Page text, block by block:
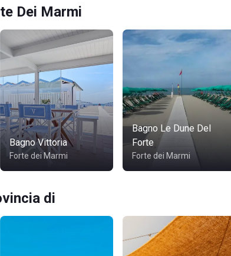
Dei Marmi
Bagno Vittoria
Forte dei Marmi
Bagno Le Dune Del
Forte
Forte dei Marmi
di